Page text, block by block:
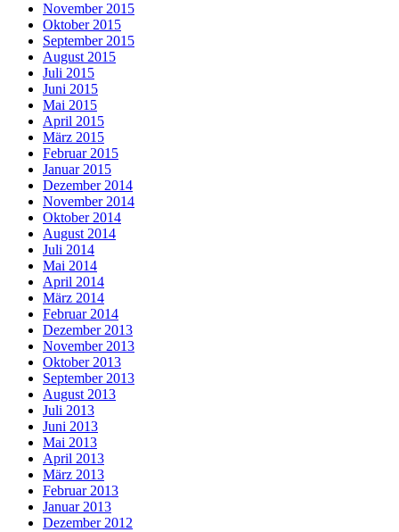
November 2015
Oktober 2015
September 2015
August 2015
Juli 2015
Juni 2015
Mai 2015
April 2015
März 2015
Februar 2015
Januar 2015
Dezember 2014
November 2014
Oktober 2014
August 2014
Juli 2014
Mai 2014
April 2014
März 2014
Februar 2014
Dezember 2013
November 2013
Oktober 2013
September 2013
August 2013
Juli 2013
Juni 2013
Mai 2013
April 2013
März 2013
Februar 2013
Januar 2013
Dezember 2012